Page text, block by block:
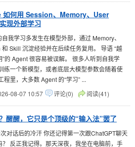
何用 Session、Memory、User
现外部学习
我学习多发生在模型外部，通过 Memory、
Skill 沉淀经验并在后续任务复用。 导语 “越
”的 Agent 很容易被误解。 很多人听到自我学
练一个新模型，或者底层大模型参数会随着使
程里，大多数 Agent 的“学习” ...
08-07 10:57 评论(0) 阅读(41)
醒醒，它只是个顶级的“输入法”罢了
对话后的冷汗 你还记得第一次跟ChatGPT聊天
？ 反正我记得。那天深夜，我坐在电脑前，手